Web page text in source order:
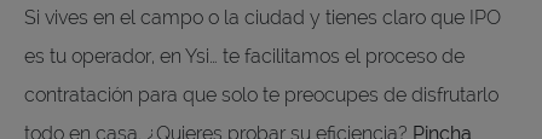
Si vives en el campo o la ciudad y tienes claro que IPO
es tu operador, en Ysi… te facilitamos el proceso de
contratación para que solo te preocupes de disfrutarlo
todo en casa. ¿Quieres probar su eficiencia? Pincha